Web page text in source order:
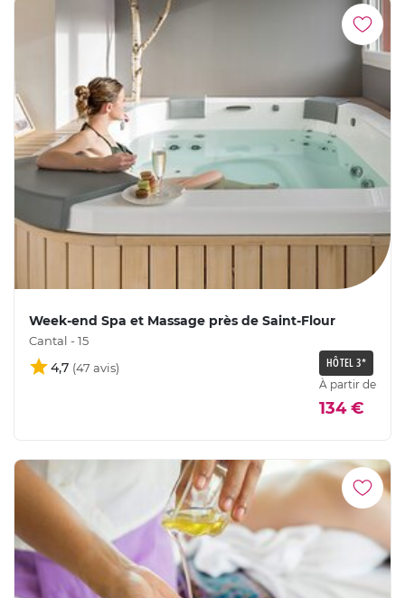
Week-end Spa et Massage près de Saint-Flour
Cantal - 15
4,7 HÔTEL 3*
À partir de
134 €